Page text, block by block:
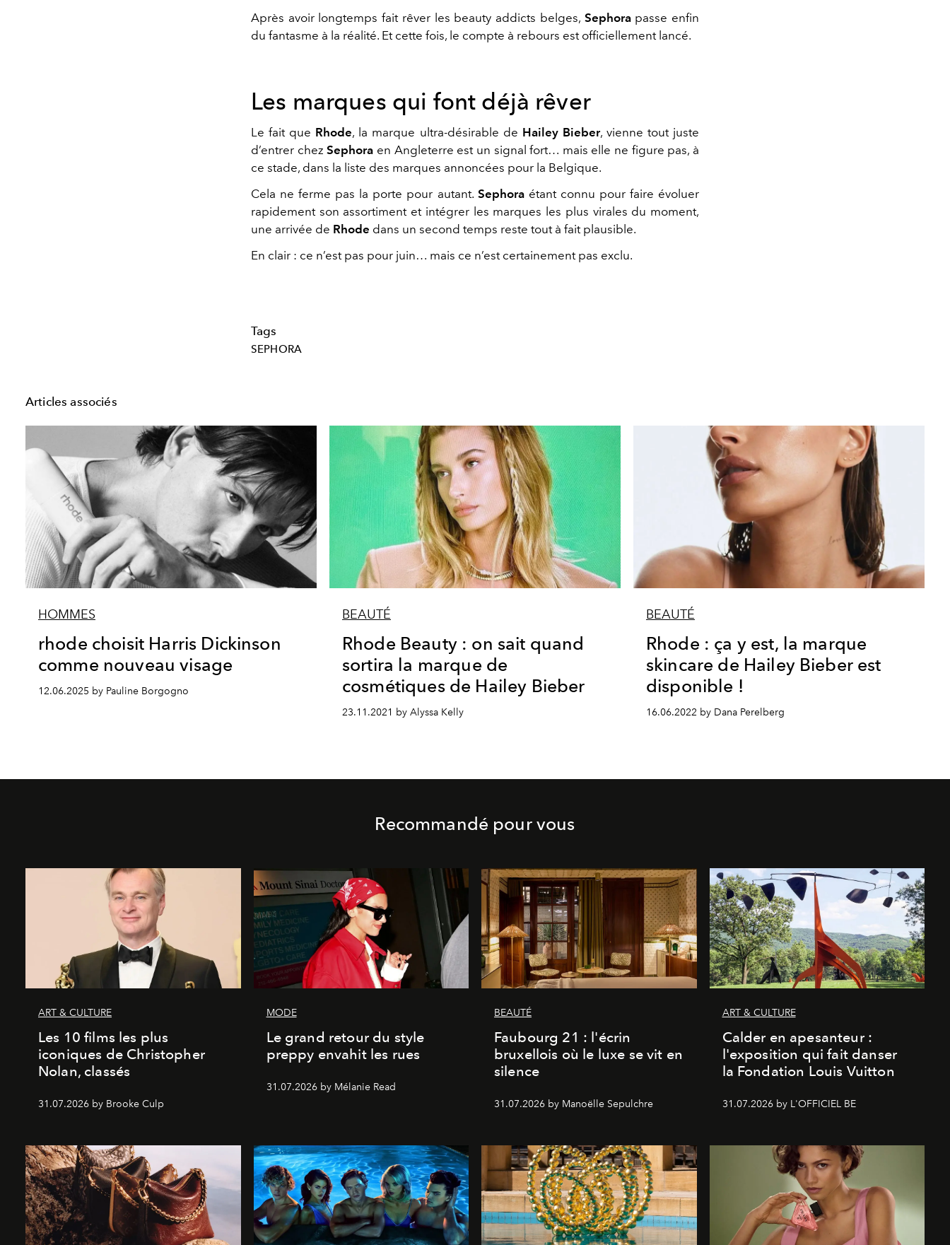
Après avoir longtemps fait rêver les beauty addicts belges, Sephorapasse enfin
du fantasme à la réalité. Et cette fois, le compte à rebours est officiellement lancé.
Les marques qui font déjà rêver
Le fait que Rhode, la marque ultra-désirable de Hailey Bieber, vienne tout juste
d’entrer chezSephora en Angleterre est un signal fort… mais elle ne figure pas, à
ce stade, dans la liste des marques annoncées pour la Belgique.
Cela ne ferme pas la porte pour autant. Sephoraétant connu pour faire évoluer
rapidement son assortiment et intégrer les marques les plus virales du moment,
une arrivée de Rhode dans un second temps reste tout à fait plausible.
En clair : ce n’est pas pour juin… mais ce n’est certainement pas exclu.
Tags
SEPHORA
Articles associés
HOMMES
rhode choisit Harris Dickinson
comme nouveau visage
12.06.2025 by Pauline Borgogno
BEAUTÉ
Rhode Beauty : on sait quand
sortira la marque de
cosmétiques de Hailey Bieber
23.11.2021 by Alyssa Kelly
BEAUTÉ
Rhode : ça y est, la marque
skincare de Hailey Bieber est
disponible !
16.06.2022 by Dana Perelberg
Recommandé pour vous
ART & CULTURE
Les 10 films les plus
iconiques de Christopher
Nolan, classés
31.07.2026 by Brooke Culp
MODE
Le grand retour du style
preppy envahit les rues
31.07.2026 by Mélanie Read
BEAUTÉ
Faubourg 21 : l'écrin
bruxellois où le luxe se vit en
silence
31.07.2026 by Manoëlle Sepulchre
ART & CULTURE
Calder en apesanteur :
l'exposition qui fait danser
la Fondation Louis Vuitton
31.07.2026 by L'OFFICIEL BE